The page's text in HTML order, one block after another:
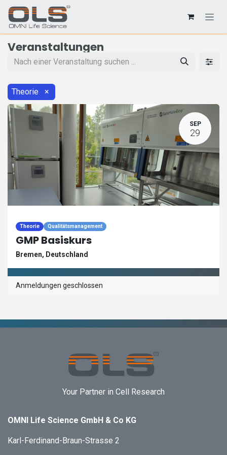
Veranstaltungen
Theorie ×
SEP
29
Theorie Qualitätsmanagement
GMP Basiskurs
Bremen, Deutschland
Anmeldungen geschlossen
Your Partner in Cell Research
OMNI Life Science GmbH & Co KG
Karl-Ferdinand-Braun-Strasse 2